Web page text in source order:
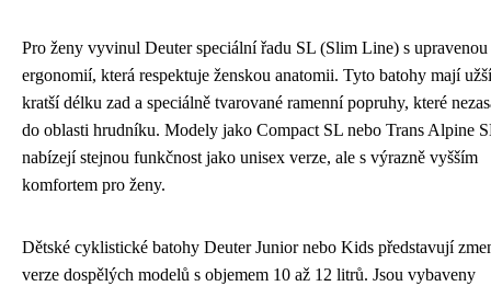
Pro ženy vyvinul Deuter speciální řadu SL (Slim Line) s upravenou
ergonomií, která respektuje ženskou anatomii. Tyto batohy mají
kratší délku zad a speciálně tvarované ramenní popruhy, které
do oblasti hrudníku. Modely jako Compact SL nebo Trans Alpine
nabízejí stejnou funkčnost jako unisex verze, ale s výrazně vyšším
komfortem pro ženy.
Dětské cyklistické batohy Deuter Junior nebo Kids představují
verze dospělých modelů s objemem 10 až 12 litrů. Jsou vybaveny